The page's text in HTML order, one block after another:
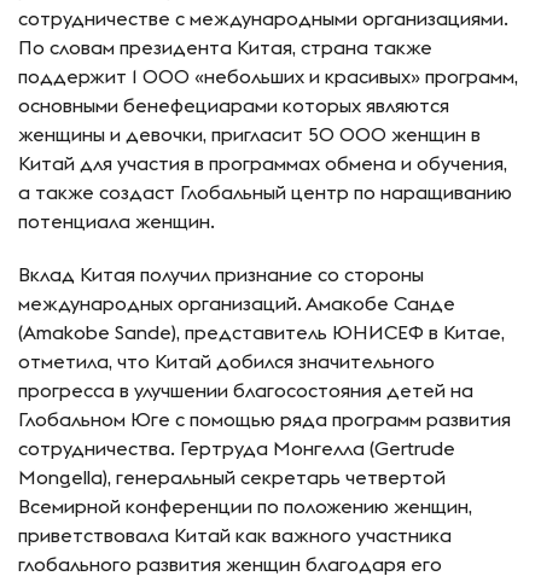
сотрудничестве с международными организациями.
По словам президента Китая, страна также
поддержит 1 000 «небольших и красивых» программ,
основными бенефециарами которых являются
женщины и девочки, пригласит 50 000 женщин в
Китай для участия в программах обмена и обучения,
а также создаст Глобальный центр по наращиванию
потенциала женщин.
Вклад Китая получил признание со стороны
международных организаций. Амакобе Санде
(Amakobe Sande), представитель ЮНИСЕФ в Китае,
отметила, что Китай добился значительного
прогресса в улучшении благосостояния детей на
Глобальном Юге с помощью ряда программ развития
сотрудничества. Гертруда Монгелла (Gertrude
Mongella), генеральный секретарь четвертой
Всемирной конференции по положению женщин,
приветствовала Китай как важного участника
глобального развития женщин благодаря его